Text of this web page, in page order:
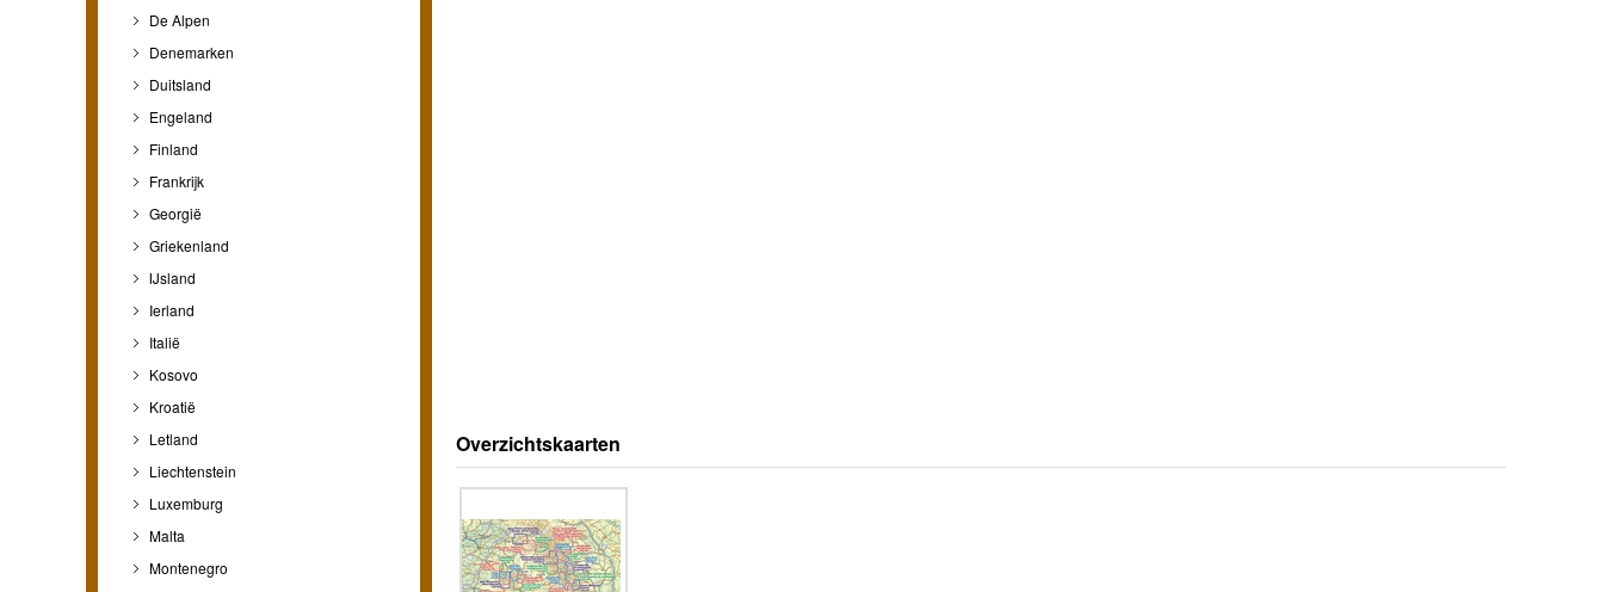
De Alpen
Denemarken
Duitsland
Engeland
Finland
Frankrijk
Georgië
Griekenland
IJsland
Ierland
Italië
Kosovo
Kroatië
Letland
Liechtenstein
Luxemburg
Malta
Montenegro
Overzichtskaarten